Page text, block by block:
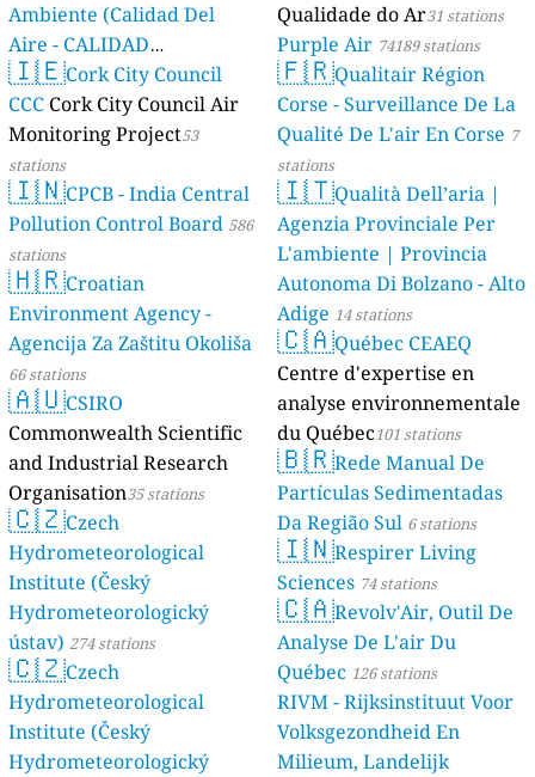
Ambiente (Calidad Del
Aire - CALIDAD
AMBIENTAL) 23 stations
🇮🇪Cork City Council
CCC Cork City Council Air
Monitoring Project53
stations
🇮🇳CPCB - India Central
Pollution Control Board 586
stations
🇭🇷Croatian
Environment Agency -
Agencija Za Zaštitu Okoliša
66 stations
🇦🇺CSIRO
Commonwealth Scientific
and Industrial Research
Organisation35 stations
🇨🇿Czech
Hydrometeorological
Institute (Český
Hydrometeorologický
ústav) 274 stations
🇨🇿Czech
Hydrometeorological
Institute (Český
Hydrometeorologický
Qualidade do Ar31 stations
Purple Air 74189 stations
🇫🇷Qualitair Région
Corse - Surveillance De La
Qualité De L'air En Corse 7
stations
🇮🇹Qualità Dell’aria |
Agenzia Provinciale Per
L'ambiente | Provincia
Autonoma Di Bolzano - Alto
Adige 14 stations
🇨🇦Québec CEAEQ
Centre d'expertise en
analyse environnementale
du Québec101 stations
🇧🇷Rede Manual De
Partículas Sedimentadas
Da Região Sul 6 stations
🇮🇳Respirer Living
Sciences 74 stations
🇨🇦Revolv'Air, Outil De
Analyse De L'air Du
Québec 126 stations
RIVM - Rijksinstituut Voor
Volksgezondheid En
Milieum, Landelijk